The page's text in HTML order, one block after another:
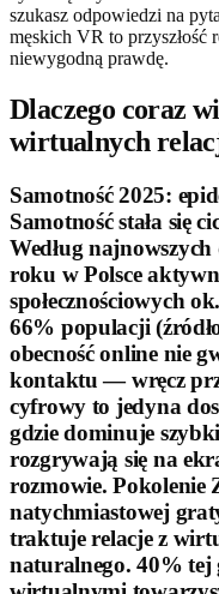
szukasz odpowiedzi na
męskich VR to
niewygodną prawdę.
Dlaczego coraz
wirtualnych
Samotność 2025:
Samotność stała się
Według
roku w Polsce
społecznościowych
66% populacji
obecność online nie
kontaktu — wręcz
cyfrowy to jedyna
gdzie dominuje
rozgrywają się na
rozmowie. Pokolenie
natychmiastowej
traktuje relacje z
naturalnego. 40% tej